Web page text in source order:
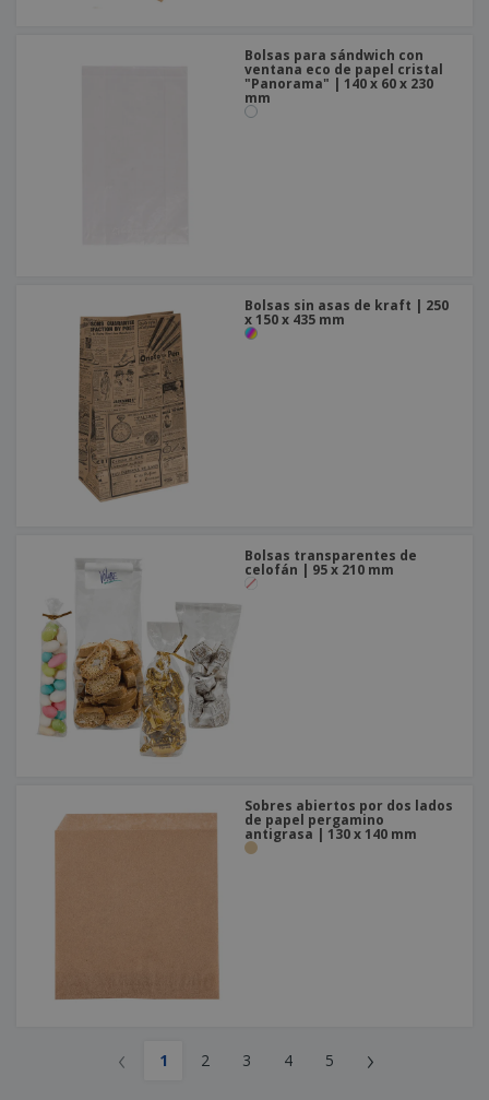
Bolsas para sándwich con
ventana eco de papel cristal
"Panorama" | 140 x 60 x 230
mm
Bolsas sin asas de kraft | 250
x 150 x 435 mm
Bolsas transparentes de
celofán | 95 x 210 mm
Sobres abiertos por dos lados
de papel pergamino
antigrasa | 130 x 140 mm
‹ 1 2 3 4 5 ›